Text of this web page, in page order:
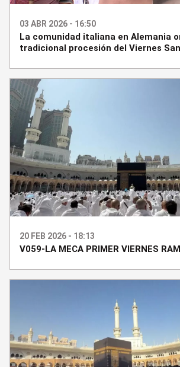
03 ABR 2026 - 16:50
La comunidad italiana en Alemania
tradicional procesión del Viernes
20 FEB 2026 - 18:13
V059-LA MECA PRIMER VIERNES